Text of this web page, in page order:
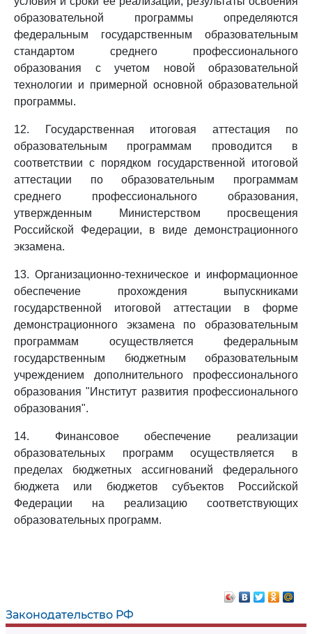
Законодательство РФ
образовательной программы определяются
федеральным государственным образовательным
стандартом среднего профессионального
образования с учетом новой образовательной
технологии и примерной основной образовательной
программы.
12. Государственная итоговая аттестация по
образовательным программам проводится в
соответствии с порядком государственной итоговой
аттестации по образовательным программам
среднего профессионального образования,
утвержденным Министерством просвещения
Российской Федерации, в виде демонстрационного
экзамена.
13. Организационно-техническое и информационное
обеспечение прохождения выпускниками
государственной итоговой аттестации в форме
демонстрационного экзамена по образовательным
программам осуществляется федеральным
государственным бюджетным образовательным
учреждением дополнительного профессионального
образования "Институт развития профессионального
образования".
14. Финансовое обеспечение реализации
образовательных программ осуществляется в
пределах бюджетных ассигнований федерального
бюджета или бюджетов субъектов Российской
Федерации на реализацию соответствующих
образовательных программ.